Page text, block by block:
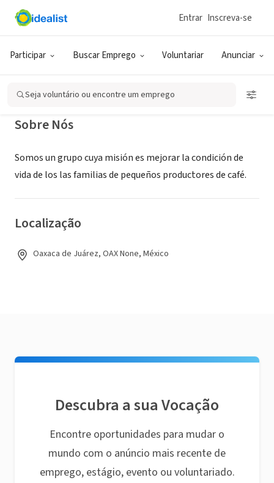
Participar Buscar Emprego Voluntariar Anunciar
Entrar Inscreva-se
Seja voluntário ou encontre um emprego
ONG (SETOR SOCIAL)
Coffee Kids Mexico
Sobre Nós
Somos un grupo cuya misión es mejorar la condición de
vida de los las familias de pequeños productores de café.
Localização
Oaxaca de Juárez, OAX None, México
Descubra a sua Vocação
Encontre oportunidades para mudar o
mundo com o anúncio mais recente de
emprego, estágio, evento ou voluntariado.